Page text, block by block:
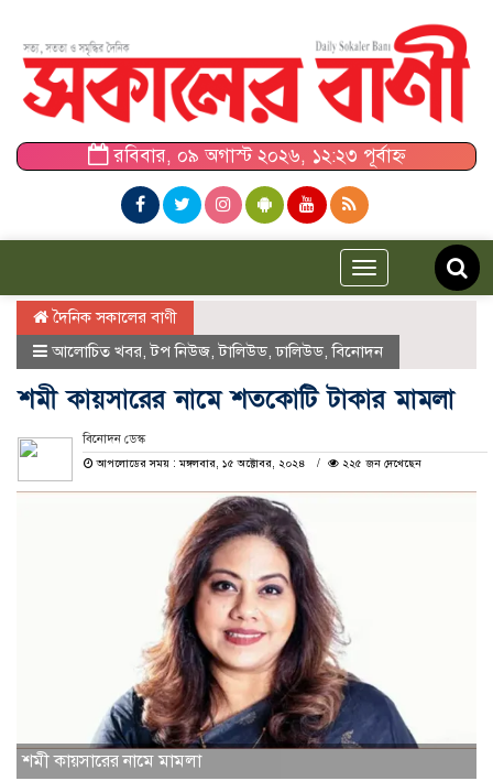
রবিবার, ০৯ অগাস্ট ২০২৬, ১২:২৩ পূর্বাহ্ন
Toggle
navigation
দৈনিক সকালের বাণী
আলোচিত খবর ,টপ নিউজ ,টালিউড ,ঢালিউড ,বিনোদন
শমী কায়সারের নামে শতকোটি টাকার মামলা
বিনোদন ডেস্ক
আপলোডের সময় : মঙ্গলবার, ১৫ অক্টোবর, ২০২৪
২২৫ জন দেখেছেন
শমী কায়সারের নামে মামলা